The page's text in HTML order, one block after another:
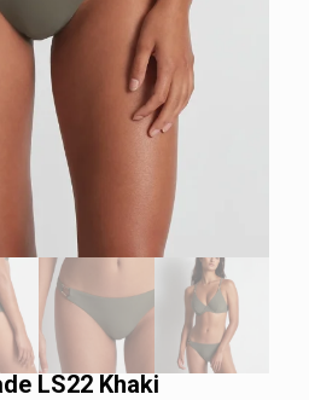
LS22 Khaki